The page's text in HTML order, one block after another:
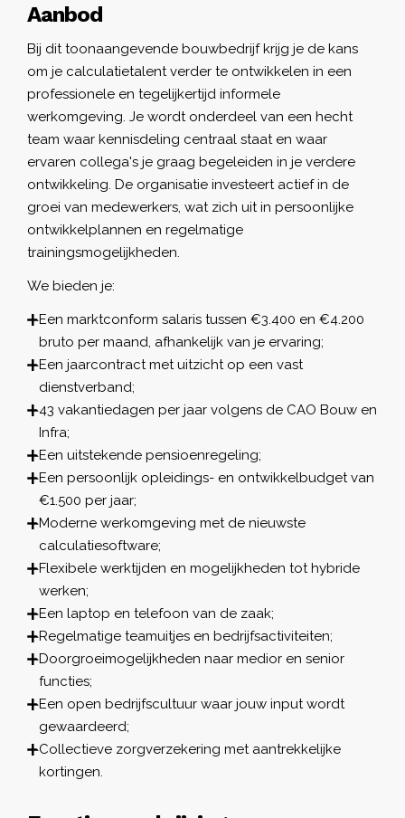
Aanbod
Bij dit toonaangevende bouwbedrijf krijg je de kans
om je calculatietalent verder te ontwikkelen in een
professionele en tegelijkertijd informele
werkomgeving. Je wordt onderdeel van een hecht
team waar kennisdeling centraal staat en waar
ervaren collega's je graag begeleiden in je verdere
ontwikkeling. De organisatie investeert actief in de
groei van medewerkers, wat zich uit in persoonlijke
ontwikkelplannen en regelmatige
trainingsmogelijkheden.
We bieden je:
Een marktconform salaris tussen €3.400 en €4.200
bruto per maand, afhankelijk van je ervaring;
Een jaarcontract met uitzicht op een vast
dienstverband;
43 vakantiedagen per jaar volgens de CAO Bouw en
Infra;
Een uitstekende pensioenregeling;
Een persoonlijk opleidings- en ontwikkelbudget van
€1.500 per jaar;
Moderne werkomgeving met de nieuwste
calculatiesoftware;
Flexibele werktijden en mogelijkheden tot hybride
werken;
Een laptop en telefoon van de zaak;
Regelmatige teamuitjes en bedrijfsactiviteiten;
Doorgroeimogelijkheden naar medior en senior
functies;
Een open bedrijfscultuur waar jouw input wordt
gewaardeerd;
Collectieve zorgverzekering met aantrekkelijke
kortingen.